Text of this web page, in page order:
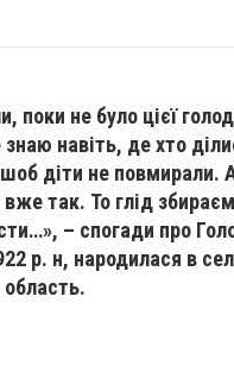
поки не було цієї
навіть, де хто
діти не повмирали.
так. То глід
– спогади про
р. н, народилася в